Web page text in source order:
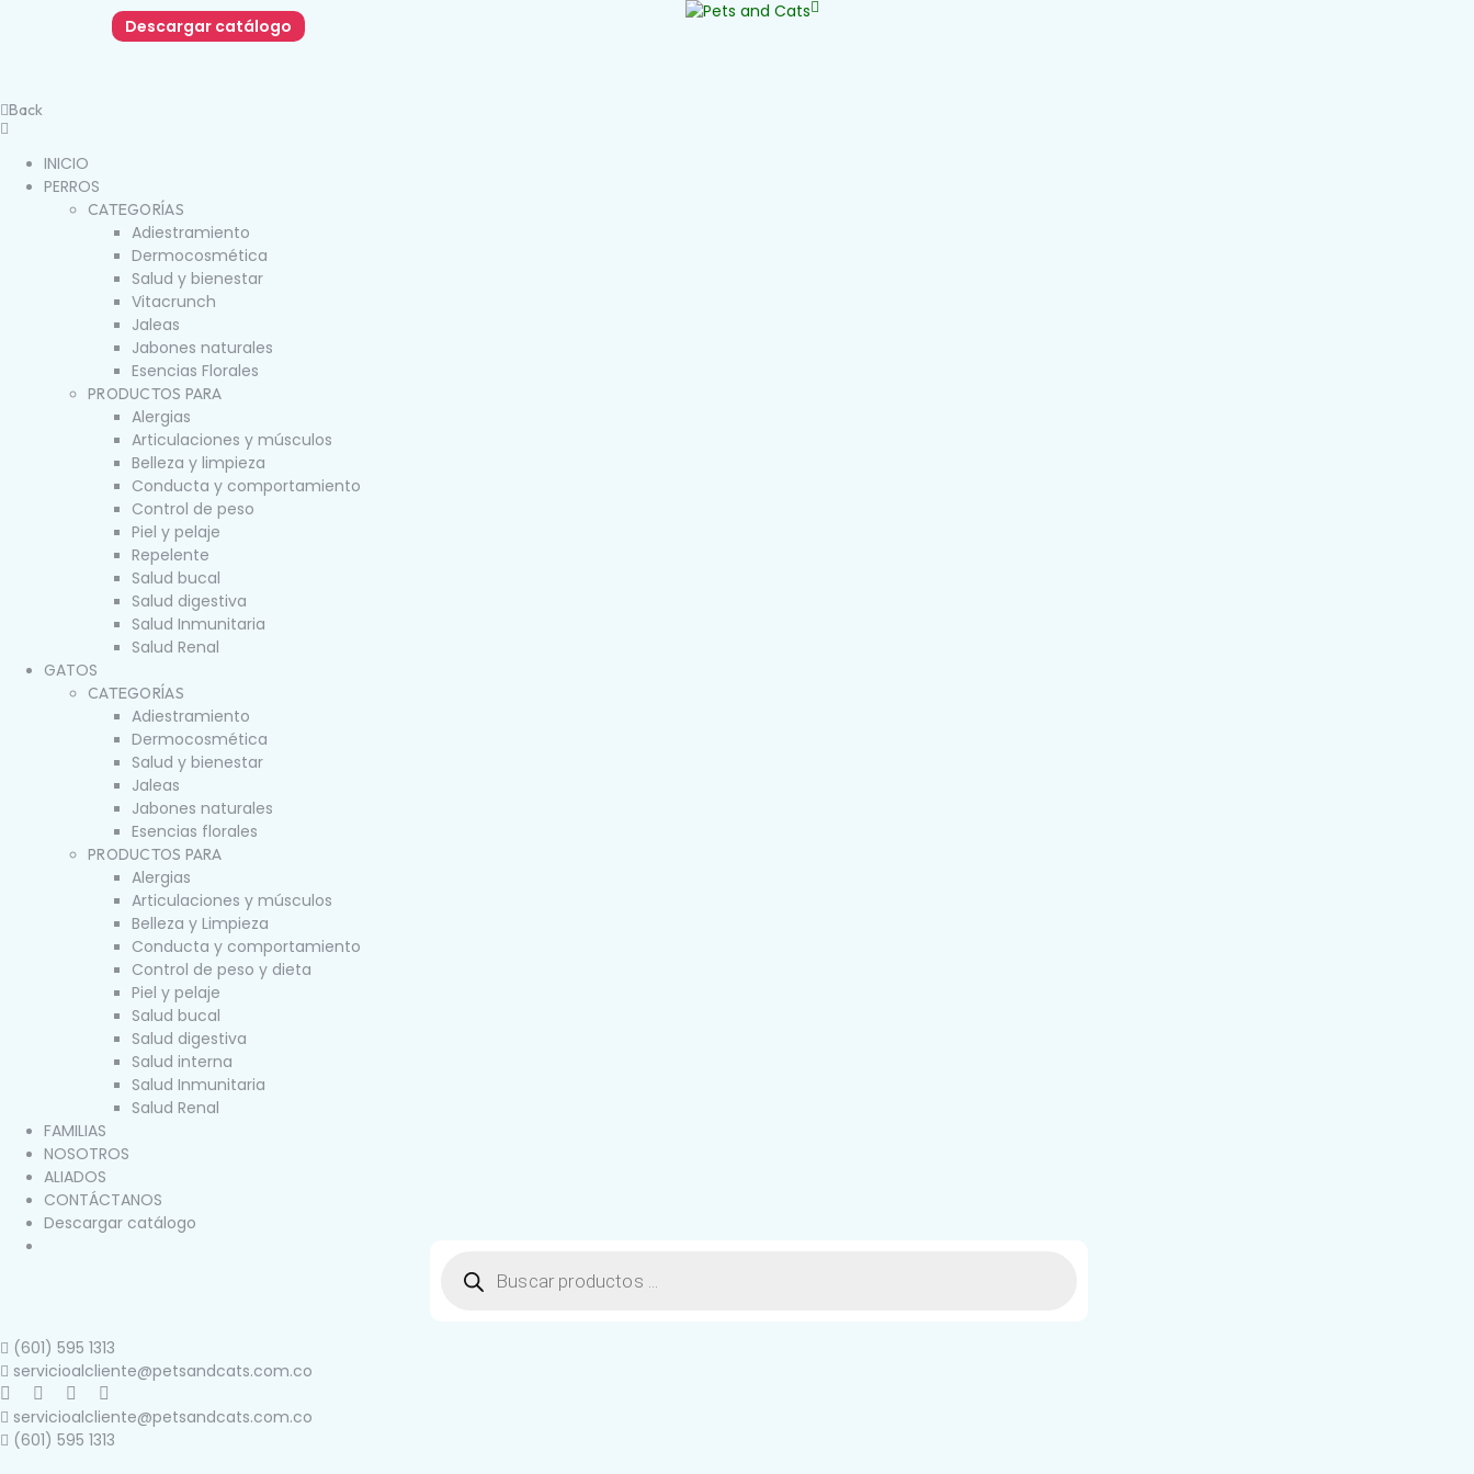
Descargar catálogo
Back
INICIO
PERROS
CATEGORÍAS
Adiestramiento
Dermocosmética
Salud y bienestar
Vitacrunch
Jaleas
Jabones naturales
Esencias Florales
PRODUCTOS PARA
Alergias
Articulaciones y músculos
Belleza y limpieza
Conducta y comportamiento
Control de peso
Piel y pelaje
Repelente
Salud bucal
Salud digestiva
Salud Inmunitaria
Salud Renal
GATOS
CATEGORÍAS
Adiestramiento
Dermocosmética
Salud y bienestar
Jaleas
Jabones naturales
Esencias florales
PRODUCTOS PARA
Alergias
Articulaciones y músculos
Belleza y Limpieza
Conducta y comportamiento
Control de peso y dieta
Piel y pelaje
Salud bucal
Salud digestiva
Salud interna
Salud Inmunitaria
Salud Renal
FAMILIAS
NOSOTROS
ALIADOS
CONTÁCTANOS
Descargar catálogo
(601) 595 1313
servicioalcliente@petsandcats.com.co
servicioalcliente@petsandcats.com.co
(601) 595 1313